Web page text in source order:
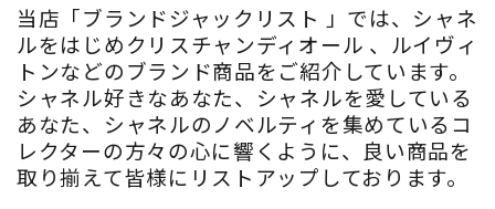
当店「ブランドジャックリスト 」では、シャネ
ルをはじめクリスチャンディオール 、ルイヴィ
トンなどのブランド商品をご紹介しています。
シャネル好きなあなた、シャネルを愛している
あなた、シャネルのノベルティを集めているコ
レクターの方々の心に響くように、良い商品を
取り揃えて皆様にリストアップしております。